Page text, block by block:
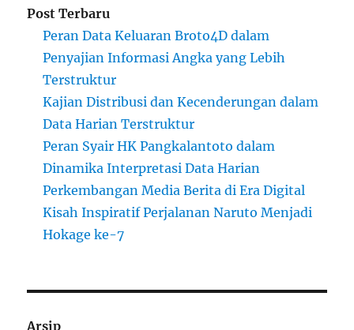
Post Terbaru
Peran Data Keluaran Broto4D dalam
Penyajian Informasi Angka yang Lebih
Terstruktur
Kajian Distribusi dan Kecenderungan dalam
Data Harian Terstruktur
Peran Syair HK Pangkalantoto dalam
Dinamika Interpretasi Data Harian
Perkembangan Media Berita di Era Digital
Kisah Inspiratif Perjalanan Naruto Menjadi
Hokage ke-7
Arsip